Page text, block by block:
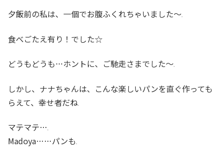
夕飯前の私は、一個でお腹ふくれちゃいました〜
食べごたえ有り！でした☆
どうもどうも…ホントに、ご馳走さまでした〜
しかし、ナナちゃんは、こんな楽しいパンを直ぐ作っても
らえて、幸せ者だね
マテマテ…
Madoya……パンも